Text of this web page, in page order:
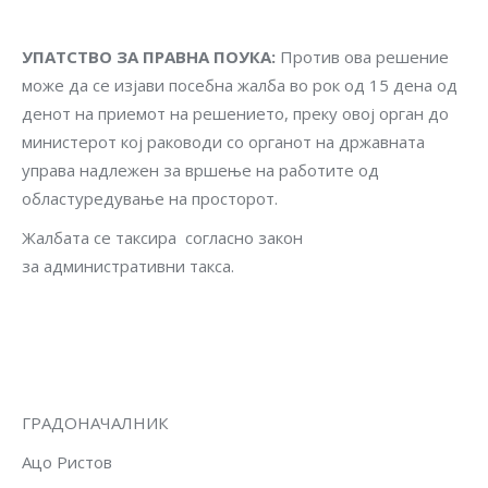
УПАТСТВО ЗА ПРАВНА ПОУКА: Против ова решение
може да се изјави посебна жалба во рок од 15 дена од
денот на приемот на решението, преку овој орган до
министерот кој раководи со органот на државната
управа надлежен за вршење на работите од
областуредување на просторот.
Жалбата се таксира согласно закон
за административни такса.
ГРАДОНАЧАЛНИК
Ацо Ристов